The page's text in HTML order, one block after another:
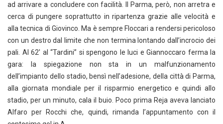
ad arrivare a concludere con facilità. Il Parma, però, non arretra e
cerca di pungere soprattutto in ripartenza grazie alle velocità e
alla tecnica di Giovinco. Ma è sempre Floccari a rendersi pericoloso
con un destro dal limite che non termina lontando dall’incrocio dei
pali. Al 62′ al “Tardini” si spengono le luci e Giannoccaro ferma la
gara: la spiegazione non sta in un malfunzionamento
dell’impianto dello stadio, bensì nell’adesione, della città di Parma,
alla giornata mondiale per il risparmio energetico e quindi allo
stadio, per un minuto, cala il buio. Poco prima Reja aveva lanciato
Alfaro per Rocchi che, quindi, rimanda l’appuntamento con il